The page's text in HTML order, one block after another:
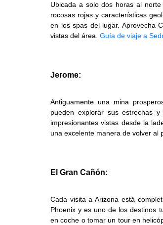
Ubicada a solo dos horas al
rocosas rojas y características
en los spas del lugar. Aprovecha
vistas del área. Guía de viaje a
Jerome:
Antiguamente una mina
pueden explorar sus estrechas
impresionantes vistas desde la
una excelente manera de volver al
El Gran Cañón:
Cada visita a Arizona está
Phoenix y es uno de los destinos
en coche o tomar un tour en